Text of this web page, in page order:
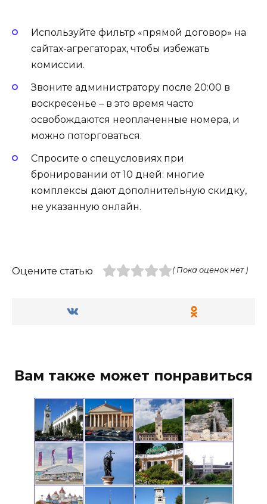
Используйте фильтр «прямой договор» на
сайтах-агрегаторах, чтобы избежать
комиссии.
Звоните администратору после 20:00 в
воскресенье – в это время часто
освобождаются неоплаченные номера, и
можно поторговаться.
Спросите о спецусловиях при
бронировании от 10 дней: многие
комплексы дают дополнительную скидку,
не указанную онлайн.
Оцените статью ( Пока оценок нет )
Вам также может понравиться